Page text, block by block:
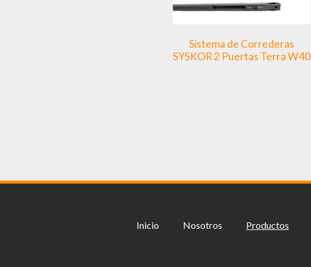
Sistema de Correderas
SYSKOR 2 Puertas Terra W40
Inicio Nosotros Productos